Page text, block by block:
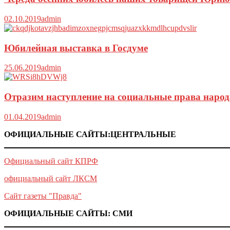
02.10.2019admin
Юбилейная выставка в Госдуме
25.06.2019admin
Отразим наступление на социальные права
01.04.2019admin
ОФИЦИАЛЬНЫЕ САЙТЫ:ЦЕНТРАЛЬНЫЕ
Официальный сайт КПРФ
официальный сайт ЛКСМ
Сайт газеты "Правда"
ОФИЦИАЛЬНЫЕ САЙТЫ: СМИ